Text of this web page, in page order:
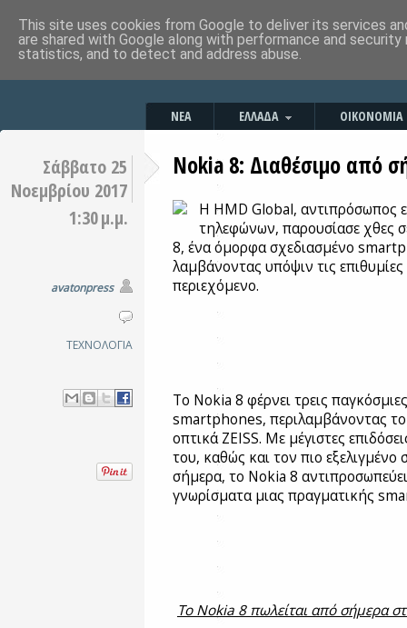
ΝΕΑ ΕΛΛΑΔΑ ΟΙΚΟΝΟΜΙΑ
Σάββατο 25
Νοεμβρίου 2017
1:30 μ.μ.
avatonpress
ΤΕΧΝΟΛΟΓΙΑ
Nokia 8: Διαθέσιμο από
Η HMD Global, αντιπρόσωπος
τηλεφώνων, παρουσίασε χθες
8, ένα όμορφα σχεδιασμένο
λαμβάνοντας υπόψιν τις
περιεχόμενο.
Το Nokia 8 φέρνει τρεις
smartphones, περιλαμβάνοντας
οπτικά ZEISS. Με μέγιστες
του, καθώς και τον πιο εξελιγμένο
σήμερα, το Nokia 8
γνωρίσματα μιας πραγματικής
Το Nokia 8 πωλείται από σήμερα
This site uses cookies from Google to deliver its services
are shared with Google along with performance and
statistics, and to detect and address abuse.